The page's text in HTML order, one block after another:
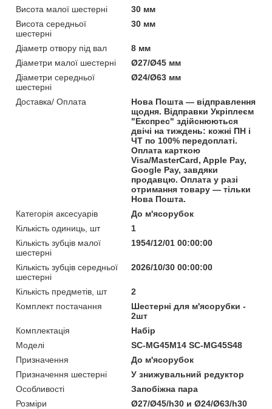
Висота малої шестерні
30 мм
Висота середньої
шестерні
30 мм
Діаметр отвору під вал
8 мм
Діаметри малої шестерні
Ø27/Ø45 мм
Діаметри середньої
шестерні
Ø24/Ø63 мм
Доставка/ Оплата
Нова Пошта — відправлення
щодня. Відправки Укріплеєм
"Експрес" здійснюються
двічі на тиждень: кожні ПН і
ЧТ по 100% передоплаті.
Оплата карткою
Visa/MasterCard, Apple Pay,
Google Pay, завдяки
продавцю. Оплата у разі
отримання товару — тільки
Нова Пошта.
Категорія аксесуарів
До м'ясорубок
Кількість одиниць, шт
1
Кількість зубців малої
шестерні
1954/12/01 00:00:00
Кількість зубців середньої
шестерні
2026/10/30 00:00:00
Кількість предметів, шт
2
Комплект постачання
Шестерні для м'ясорубки -
2шт
Комплектація
Набір
Моделі
SC-MG45M14 SC-MG45S48
Призначення
До м'ясорубок
Призначення шестерні
У знижувальний редуктор
Особливості
Запобіжна пара
Розміри
Ø27/Ø45/h30 и Ø24/Ø63/h30